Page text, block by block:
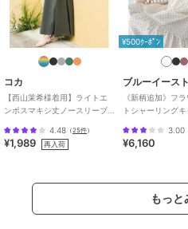
商品カテゴリ ワンピースド
性別タイプ
レディース
ワンピースド
ブラック、ネ
オレンジ系、
レー、キャメ
ト)、ブラック(
サイズ
コカ
【西山茉希様着用】ライトエ
ンボスマキシ丈ノースリーブ
にくい・速乾
4.48 （25件）
¥1,989 再入荷
¥500ｸｰﾎﾟﾝ
ブルーイースト
《新柄追加》フ
トシャーリング
3.00
¥6,160
もっと